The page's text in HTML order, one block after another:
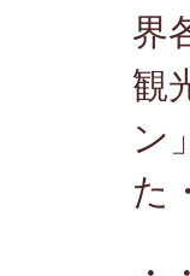
界
観
ン
た